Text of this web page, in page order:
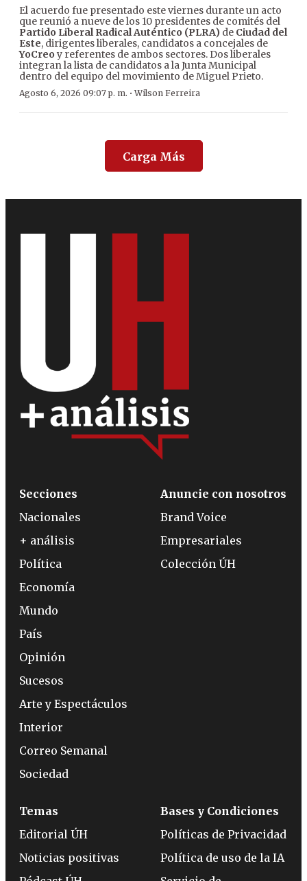
El acuerdo fue presentado este viernes durante un acto
que reunió a nueve de los 10 presidentes de comités del
Partido Liberal Radical Auténtico (PLRA) de Ciudad del
Este, dirigentes liberales, candidatos a concejales de
YoCreo y referentes de ambos sectores. Dos liberales
integran la lista de candidatos a la Junta Municipal
dentro del equipo del movimiento de Miguel Prieto.
Agosto 6, 2026 09:07 p. m. ·Wilson Ferreira
Carga Más
Secciones
Nacionales
+ análisis
Política
Economía
Mundo
País
Opinión
Sucesos
Arte y Espectáculos
Interior
Correo Semanal
Sociedad
Anuncie con nosotros
Brand Voice
Empresariales
Colección ÚH
Temas
Editorial ÚH
Noticias positivas
Bases y Condiciones
Políticas de Privacidad
Política de uso de la IA